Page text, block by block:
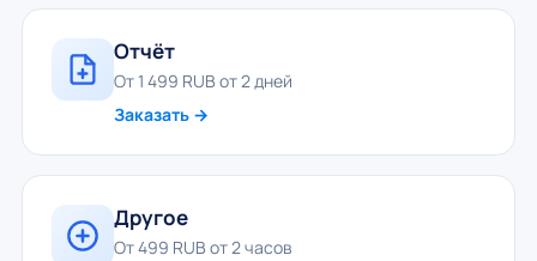
Отчёт
От 1 499 RUB от 2 дней
Заказать →
Другое
От 499 RUB от 2 часов